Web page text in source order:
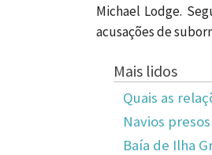
Michael Lodge.
acusações de
Mais lidos
Quais as
Navios
Baía de Ilha